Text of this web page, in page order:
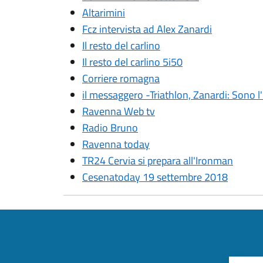
Altarimini
Fcz intervista ad Alex Zanardi
Il resto del carlino
Il resto del carlino 5i50
Corriere romagna
il messaggero -Triathlon, Zanardi:
Ravenna Web tv
Radio Bruno
Ravenna today
TR24 Cervia si prepara all'Ironman
Cesenatoday 19 settembre 2018